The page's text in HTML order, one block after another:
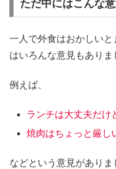
ただ中にはこんな
一人で外食はおかしい
はいろんな意見もありま
例えば、
ランチは大丈夫だけ
焼肉はちょっと厳し
などという意見がありま